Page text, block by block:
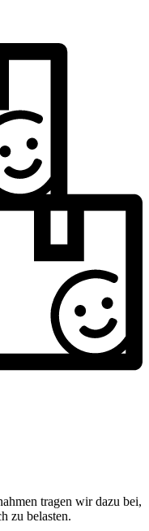
tragen wir dazu bei,
zu belasten.